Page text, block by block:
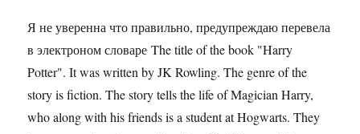
Я не уверенна что правильно, предупреждаю перевела
в электроном словаре The title of the book "Harry
Potter". It was written by JK Rowling. The genre of the
story is fiction. The story tells the life of Magician Harry,
who along with his friends is a student at Hogwarts. They